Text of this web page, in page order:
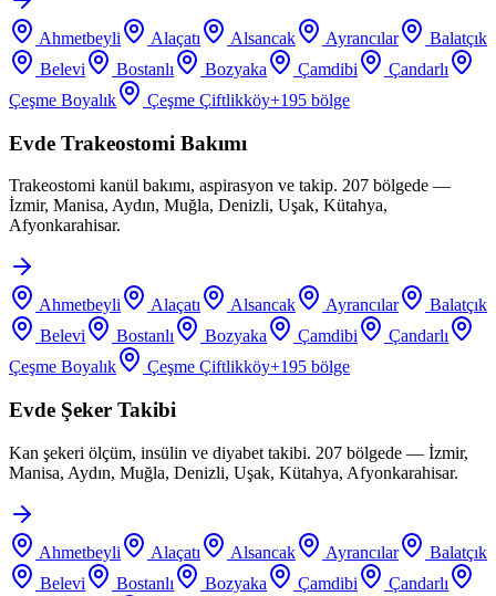
Ahmetbeyli Alaçatı Alsancak Ayrancılar
Balatçık
Belevi
Bostanlı Bozyaka Çamdibi
Çandarlı
Çeşme Boyalık
Çeşme Çiftlikköy+195 bölge
Evde Trakeostomi Bakımı
Trakeostomi kanül bakımı, aspirasyon ve takip. 207 bölgede —
İzmir, Manisa, Aydın, Muğla, Denizli, Uşak, Kütahya,
Afyonkarahisar.
Ahmetbeyli Alaçatı Alsancak Ayrancılar
Balatçık
Belevi
Bostanlı Bozyaka Çamdibi
Çandarlı
Çeşme Boyalık
Çeşme Çiftlikköy+195 bölge
Evde Şeker Takibi
Kan şekeri ölçüm, insülin ve diyabet takibi. 207 bölgede — İzmir,
Manisa, Aydın, Muğla, Denizli, Uşak, Kütahya, Afyonkarahisar.
Ahmetbeyli Alaçatı Alsancak Ayrancılar
Balatçık
Belevi
Bostanlı Bozyaka Çamdibi
Çandarlı